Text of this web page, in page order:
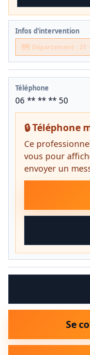
Infos d’intervention
🗺️ Département : 21
Téléphone
06 ** ** ** 50
🔒 Téléphone
Ce
vous pour
envoyer un
Se